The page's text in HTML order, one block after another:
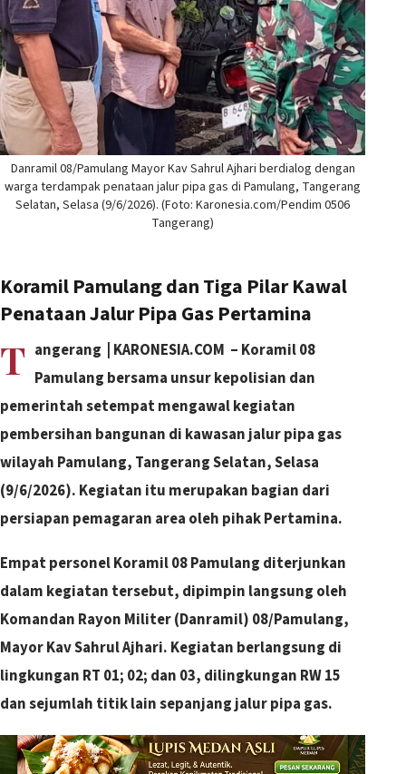
Danramil 08/Pamulang Mayor Kav Sahrul Ajhari berdialog dengan
warga terdampak penataan jalur pipa gas di Pamulang, Tangerang
Selatan, Selasa (9/6/2026). (Foto: Karonesia.com/Pendim 0506
Tangerang)
Koramil Pamulang dan Tiga Pilar Kawal
Penataan Jalur Pipa Gas Pertamina
T angerang | KARONESIA.COM – Koramil 08
Pamulang bersama unsur kepolisian dan
pemerintah setempat mengawal kegiatan
pembersihan bangunan di kawasan jalur pipa gas
wilayah Pamulang, Tangerang Selatan, Selasa
(9/6/2026). Kegiatan itu merupakan bagian dari
persiapan pemagaran area oleh pihak Pertamina.
Empat personel Koramil 08 Pamulang diterjunkan
dalam kegiatan tersebut, dipimpin langsung oleh
Komandan Rayon Militer (Danramil) 08/Pamulang,
Mayor Kav Sahrul Ajhari. Kegiatan berlangsung di
lingkungan RT 01; 02; dan 03, dilingkungan RW 15
dan sejumlah titik lain sepanjang jalur pipa gas.